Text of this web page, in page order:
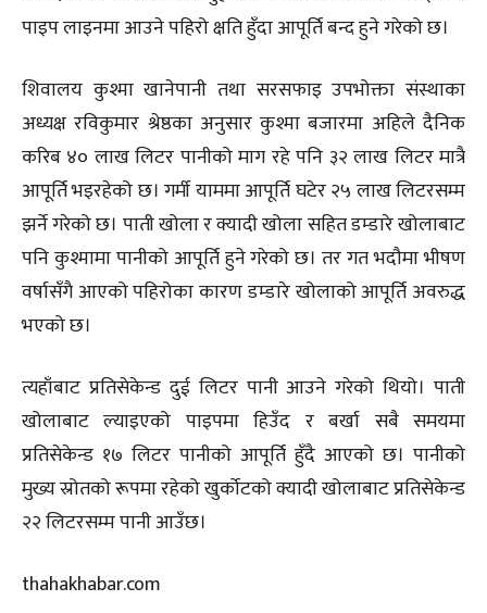
पाइप लाइनमा आउने पहिरो क्षति हुँदा आपूर्ति बन्द हुने गरेको छ।
शिवालय कुश्मा खानेपानी तथा सरसफाइ उपभोक्ता संस्थाका
अध्यक्ष रविकुमार श्रेष्ठका अनुसार कुश्मा बजारमा अहिले दैनिक
करिब ४० लाख लिटर पानीको माग रहे पनि ३२ लाख लिटर मात्रै
आपूर्ति भइरहेको छ। गर्मी याममा आपूर्ति घटेर २५ लाख लिटरसम्म
झर्ने गरेको छ। पाती खोला र क्यादी खोला सहित डम्डारे खोलाबाट
पनि कुश्मामा पानीको आपूर्ति हुने गरेको छ। तर गत भदौमा भीषण
वर्षासँगै आएको पहिरोका कारण डम्डारे खोलाको आपूर्ति अवरुद्ध
भएको छ।
त्यहाँबाट प्रतिसेकेन्ड दुई लिटर पानी आउने गरेको थियो। पाती
खोलाबाट ल्याइएको पाइपमा हिउँद र बर्खा सबै समयमा
प्रतिसेकेन्ड १७ लिटर पानीको आपूर्ति हुँदै आएको छ। पानीको
मुख्य स्रोतको रूपमा रहेको खुर्कोटको क्यादी खोलाबाट प्रतिसेकेन्ड
२२ लिटरसम्म पानी आउँछ।
thahakhabar.com